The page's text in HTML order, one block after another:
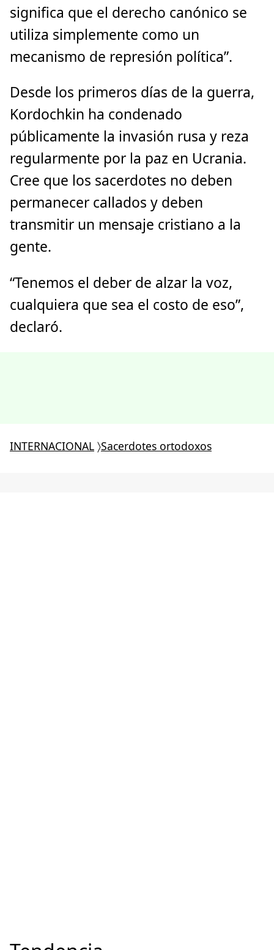
significa que el derecho canónico se
utiliza simplemente como un
mecanismo de represión política”.
Desde los primeros días de la guerra,
Kordochkin ha condenado
públicamente la invasión rusa y reza
regularmente por la paz en Ucrania.
Cree que los sacerdotes no deben
permanecer callados y deben
transmitir un mensaje cristiano a la
gente.
“Tenemos el deber de alzar la voz,
cualquiera que sea el costo de eso”,
declaró.
INTERNACIONAL 〉Sacerdotes ortodoxos